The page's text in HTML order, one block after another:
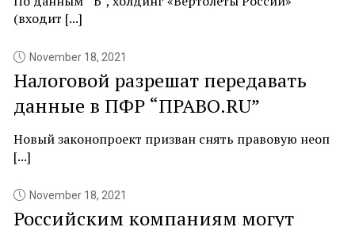
(входит [...]
November 18, 2021
Налоговой разрешат передавать
данные в ПФР “ПРАВО.RU”
Новый законопроект призван снять правовую неоп
[...]
November 18, 2021
Российским компаниям могут